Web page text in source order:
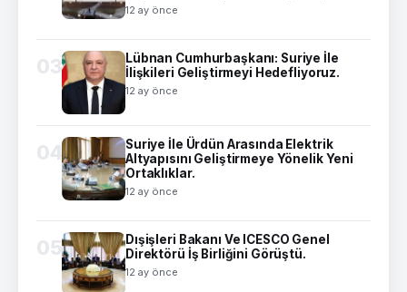
12 ay önce
03
Lübnan Cumhurbaşkanı: Suriye İle
İlişkileri Geliştirmeyi Hedefliyoruz.
12 ay önce
04
Suriye İle Ürdün Arasında Elektrik
Altyapısını Geliştirmeye Yönelik Yeni
Ortaklıklar.
12 ay önce
05
Dışişleri Bakanı Ve ICESCO Genel
Direktörü İş Birliğini Görüştü.
12 ay önce